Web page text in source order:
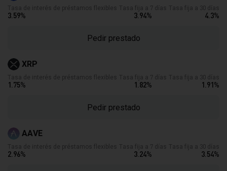
3.59% 3.94% 4.3%
Pedir prestado
XRP
1.75% 1.82% 1.91 %
Pedir prestado
AAVE
2.96% 3.24% 3.54%